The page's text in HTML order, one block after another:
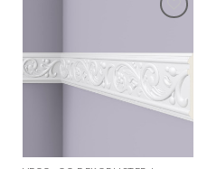
Legg til
i
ønskeliste